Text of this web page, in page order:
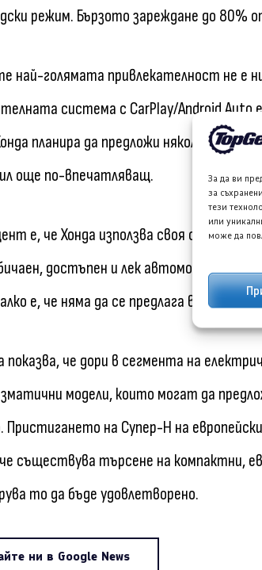
За да ви
за
тези
или
може да
режим. Бързото зареждане до 80%
най-голямата привлекателност не е
система с CarPlay/Android Auto
планира да предложи няколко
още по-впечатляващ.
е, че Хонда използва своя
достъпен и лек автомобил,
е, че няма да се предлага в Америка.
показва, че дори в сегмента на
модели, които могат да
на Супер-Н на
съществува търсене на компактни,
то да бъде удовлетворено.
ни в Google News